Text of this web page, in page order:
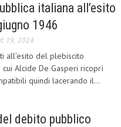
italiana all’esito
1946
19, 2024
all’esito del plebiscito
Alcide De Gasperi ricoprì
quindi lacerando il...
debito pubblico